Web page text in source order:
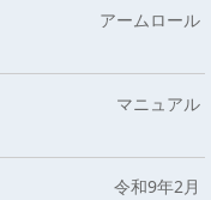
アームロール
マニュアル
令和9年2月